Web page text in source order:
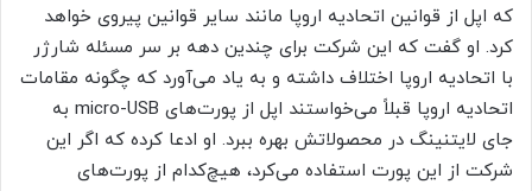
که اپل از قوانین اتحادیه اروپا مانند سایر قوانین پیروی خواهد
کرد. او گفت که این شرکت برای چندین دهه بر سر مسئله شارژر
با اتحادیه اروپا اختلاف داشته و به یاد می‌آورد که چگونه مقامات
اتحادیه اروپا قبلاً می‌خواستند اپل از پورت‌های micro-USB به
جای لایتنینگ در محصولاتش بهره ببرد. او ادعا کرده که اگر این
شرکت از این پورت استفاده می‌کرد، هیچ‌کدام از پورت‌های